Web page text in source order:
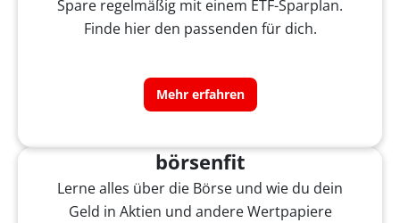
Spare regelmäßig mit einem ETF-Sparplan.
Finde hier den passenden für dich.
Mehr erfahren
börsenfit
Lerne alles über die Börse und wie du dein
Geld in Aktien und andere Wertpapiere